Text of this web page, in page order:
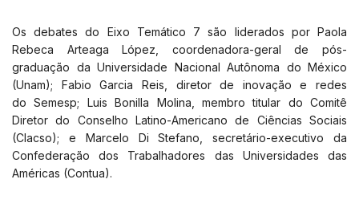
Os debates do Eixo Temático 7 são liderados por Paola
Rebeca Arteaga López, coordenadora-geral de pós-
graduação da Universidade Nacional Autônoma do México
(Unam); Fabio Garcia Reis, diretor de inovação e redes
do Semesp; Luis Bonilla Molina, membro titular do Comitê
Diretor do Conselho Latino-Americano de Ciências Sociais
(Clacso); e Marcelo Di Stefano, secretário-executivo da
Confederação dos Trabalhadores das Universidades das
Américas (Contua).